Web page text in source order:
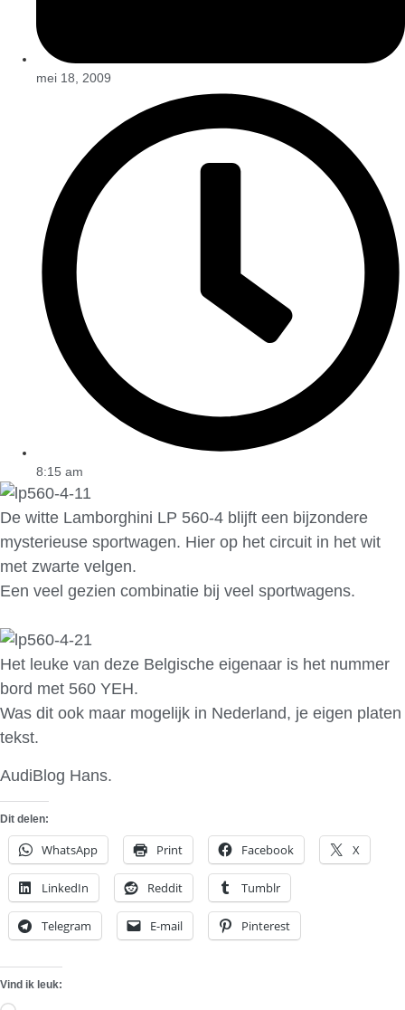
mei 18, 2009
8:15 am
De witte Lamborghini LP 560-4 blijft een bijzondere
mysterieuse sportwagen. Hier op het circuit in het wit
met zwarte velgen.
Een veel gezien combinatie bij veel sportwagens.
Het leuke van deze Belgische eigenaar is het nummer
bord met 560 YEH.
Was dit ook maar mogelijk in Nederland, je eigen platen
tekst.
AudiBlog Hans.
Dit delen:
WhatsApp Print Facebook X
LinkedIn Reddit Tumblr
Telegram E-mail Pinterest
Vind ik leuk: